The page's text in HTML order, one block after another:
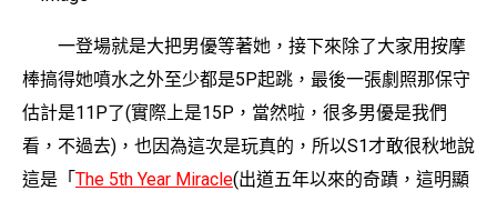
一登場就是大把男優等著她，接下來除了大家用按摩
棒搞得她噴水之外至少都是5P起跳，最後一張劇照那保守
估計是11P了(實際上是15P，當然啦，很多男優是我們
看，不過去)，也因為這次是玩真的，所以S1才敢很秋地說
這是「 The 5th Year Miracle(出道五年以來的奇蹟，這明顯